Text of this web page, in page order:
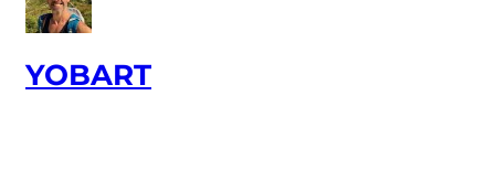
YOBART